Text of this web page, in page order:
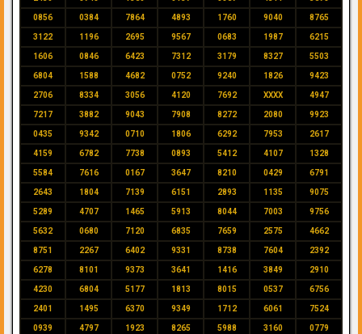
0856 0384 7864 4893 1760 9040 8765
3122 1196 2695 9567 0683 1987 6215
1606 0846 6423 7312 3179 8327 5503
6804 1588 4682 0752 9240 1826 9423
2706 8334 3056 4120 7692 XXXX 4947
7217 3882 9043 7908 8272 2080 9923
0435 9342 0710 1806 6292 7953 2617
4159 6782 7738 0893 5412 4107 1328
5584 7616 0167 3647 8210 0429 6791
2643 1804 7139 6151 2893 1135 9075
5289 4707 1465 5913 8044 7003 9756
5632 0680 7120 6835 7659 2575 4662
8751 2267 6402 9331 8738 7604 2392
6278 8101 9373 3641 1416 3849 2910
4230 6804 5177 1813 8015 0537 6756
2401 1495 6370 9349 1712 6061 7524
0939 4797 1923 8265 5988 3160 0779